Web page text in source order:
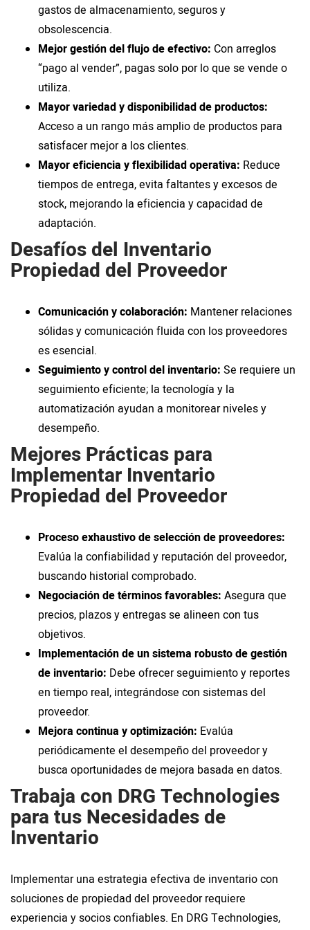
gastos de almacenamiento, seguros y
obsolescencia.
Mejor gestión del flujo de efectivo: Con arreglos
“pago al vender”, pagas solo por lo que se vende o
utiliza.
Mayor variedad y disponibilidad de productos:
Acceso a un rango más amplio de productos para
satisfacer mejor a los clientes.
Mayor eficiencia y flexibilidad operativa: Reduce
tiempos de entrega, evita faltantes y excesos de
stock, mejorando la eficiencia y capacidad de
adaptación.
Desafíos del Inventario
Propiedad del Proveedor
Comunicación y colaboración: Mantener relaciones
sólidas y comunicación fluida con los proveedores
es esencial.
Seguimiento y control del inventario: Se requiere un
seguimiento eficiente; la tecnología y la
automatización ayudan a monitorear niveles y
desempeño.
Mejores Prácticas para
Implementar Inventario
Propiedad del Proveedor
Proceso exhaustivo de selección de proveedores:
Evalúa la confiabilidad y reputación del proveedor,
buscando historial comprobado.
Negociación de términos favorables: Asegura que
precios, plazos y entregas se alineen con tus
objetivos.
Implementación de un sistema robusto de gestión
de inventario: Debe ofrecer seguimiento y reportes
en tiempo real, integrándose con sistemas del
proveedor.
Mejora continua y optimización: Evalúa
periódicamente el desempeño del proveedor y
busca oportunidades de mejora basada en datos.
Trabaja con DRG Technologies
para tus Necesidades de
Inventario
Implementar una estrategia efectiva de inventario con
soluciones de propiedad del proveedor requiere
experiencia y socios confiables. En DRG Technologies,